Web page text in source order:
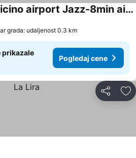
THAT'S LOVE Fiumicino airport Jazz-8min airport-100mt historic center
grada: udaljenost 0.3 km
prikazale
Pogledaj cene
Deli